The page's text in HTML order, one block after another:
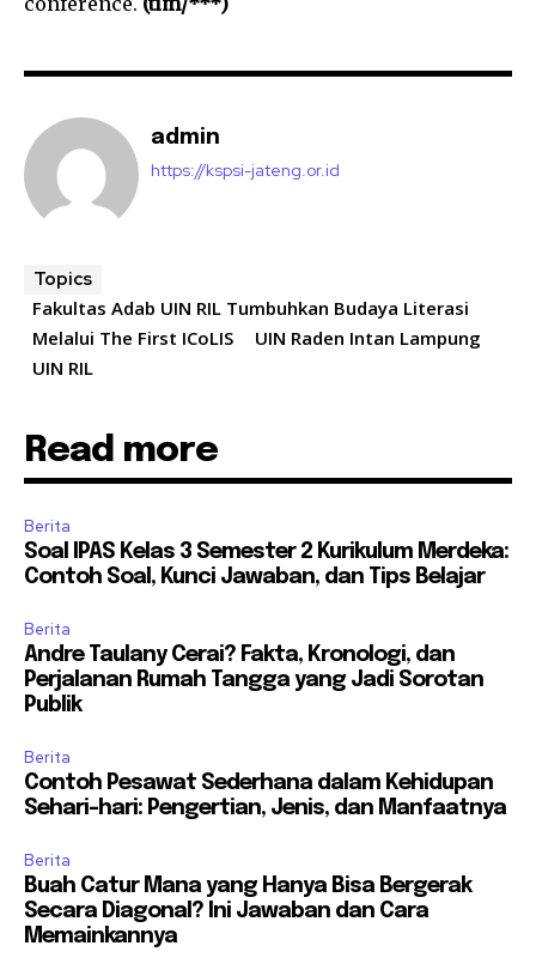
admin
https://kspsi-jateng.or.id
Topics
Fakultas Adab UIN RIL Tumbuhkan Budaya Literasi
Melalui The First ICoLIS
UIN Raden Intan Lampung
UIN RIL
Read more
Berita
Soal IPAS Kelas 3 Semester 2 Kurikulum Merdeka:
Contoh Soal, Kunci Jawaban, dan Tips Belajar
Berita
Andre Taulany Cerai? Fakta, Kronologi, dan
Perjalanan Rumah Tangga yang Jadi Sorotan
Publik
Berita
Contoh Pesawat Sederhana dalam Kehidupan
Sehari-hari: Pengertian, Jenis, dan Manfaatnya
Berita
Buah Catur Mana yang Hanya Bisa Bergerak
Secara Diagonal? Ini Jawaban dan Cara
Memainkannya